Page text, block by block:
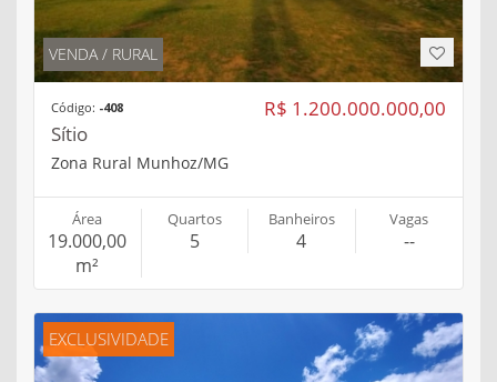
VENDA / RURAL
R$ 1.200.000.000,00
Código: -408
Sítio
Zona Rural Munhoz/MG
Área
19.000,00
m²
Quartos
5
Banheiros
4
Vagas
--
EXCLUSIVIDADE